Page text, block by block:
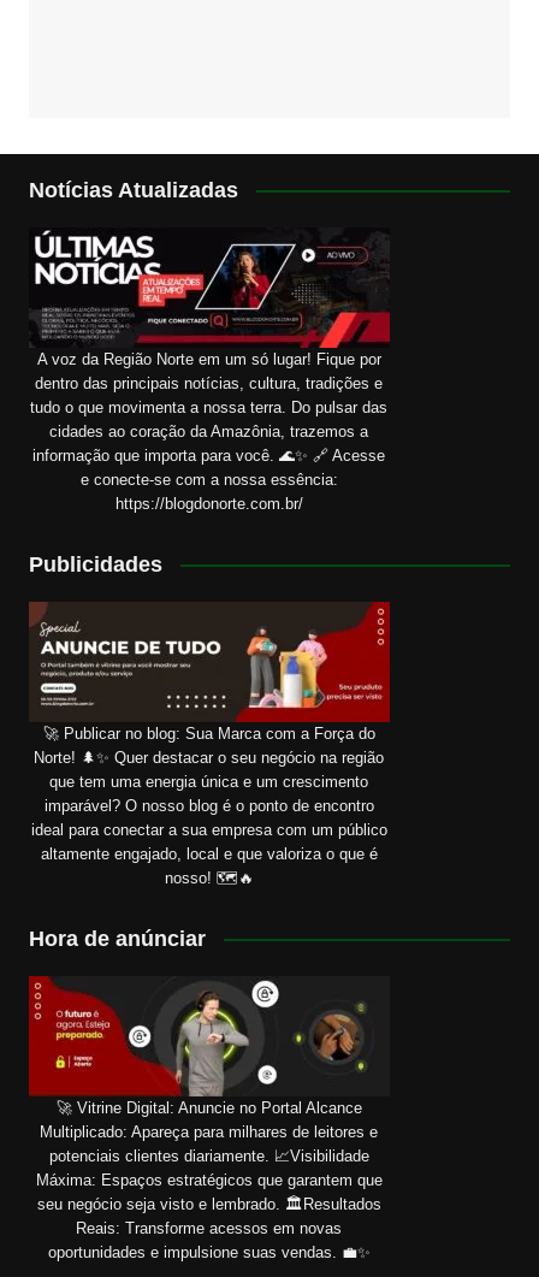
Notícias Atualizadas
A voz da Região Norte em um só lugar! Fique por
dentro das principais notícias, cultura, tradições e
tudo o que movimenta a nossa terra. Do pulsar das
cidades ao coração da Amazônia, trazemos a
informação que importa para você. 🌊✨ 🔗 Acesse
e conecte-se com a nossa essência:
https://blogdonorte.com.br/
Publicidades
🚀 Publicar no blog: Sua Marca com a Força do
Norte! 🌲✨ Quer destacar o seu negócio na região
que tem uma energia única e um crescimento
imparável? O nosso blog é o ponto de encontro
ideal para conectar a sua empresa com um público
altamente engajado, local e que valoriza o que é
nosso! 🗺️🔥
Hora de anúnciar
🚀 Vitrine Digital: Anuncie no Portal Alcance
Multiplicado: Apareça para milhares de leitores e
potenciais clientes diariamente. 📈Visibilidade
Máxima: Espaços estratégicos que garantem que
seu negócio seja visto e lembrado. 🏛️Resultados
Reais: Transforme acessos em novas
oportunidades e impulsione suas vendas. 💼✨